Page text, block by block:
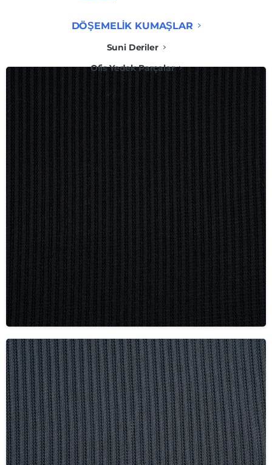
DÖŞEMELİK KUMAŞLAR
Suni Deriler
Ofis Yedek Parçalar